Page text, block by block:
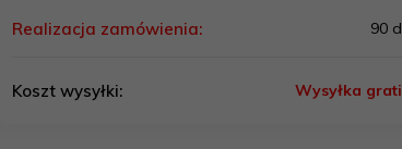
Realizacja zamówienia: 90
Koszt wysyłki: Wysyłka